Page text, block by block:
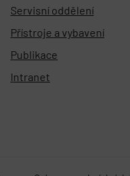
Servisní oddělení
Přístroje a vybavení
Publikace
Intranet